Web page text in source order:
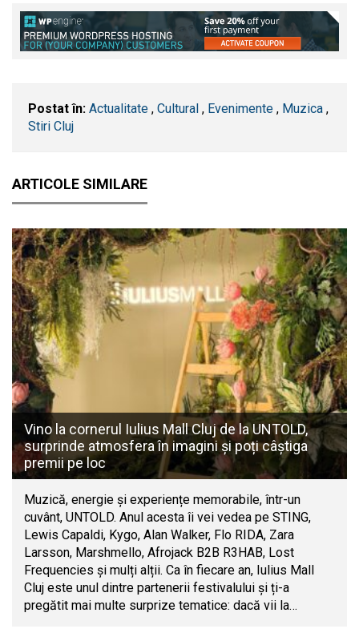
Postat în: Actualitate , Cultural , Evenimente , Muzica ,
Stiri Cluj
ARTICOLE SIMILARE
Vino la cornerul Iulius Mall Cluj de la UNTOLD,
surprinde atmosfera în imagini și poți câștiga
premii pe loc
Muzică, energie și experiențe memorabile, într-un
cuvânt, UNTOLD. Anul acesta îi vei vedea pe STING,
Lewis Capaldi, Kygo, Alan Walker, Flo RIDA, Zara
Larsson, Marshmello, Afrojack B2B R3HAB, Lost
Frequencies și mulți alții. Ca în fiecare an, Iulius Mall
Cluj este unul dintre partenerii festivalului și ți-a
pregătit mai multe surprize tematice: dacă vii la…